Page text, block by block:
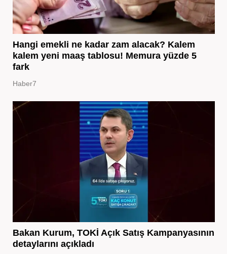
Hangi emekli ne kadar zam alacak? Kalem
kalem yeni maaş tablosu! Memura yüzde 5
fark
Haber7
Bakan Kurum, TOKİ Açık Satış Kampanyasının
detaylarını açıkladı